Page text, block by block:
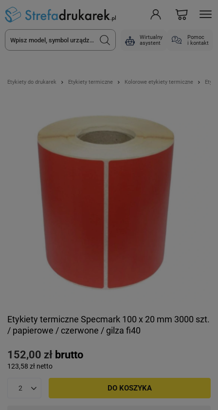
Wirtualny
asystent
Pomoc
i kontakt
Etykiety do drukarek Etykiety termiczne Kolorowe etykiety termiczne
Etykiety termiczne Specmark 100 x 20 mm 3000 szt.
/ papierowe / czerwone / gilza fi40
152,00 zł brutto
123,58 zł netto
DO KOSZYKA